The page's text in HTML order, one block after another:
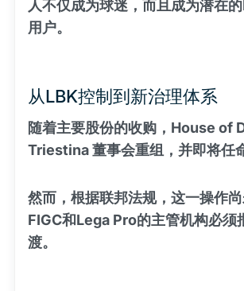
人不仅成为球迷，而且成为潜在
用户。
从LBK控制到新治理体系
随着主要股份的收购，House of
Triestina 董事会重组，并即将任
然而，根据联邦法规，这一操作尚
FIGC和Lega Pro的主管机构必须
渡。